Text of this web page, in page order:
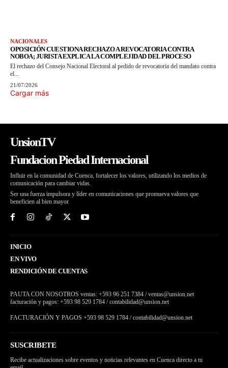
NACIONALES
OPOSICIÓN CUESTIONA RECHAZO A REVOCATORIA CONTRA
NOBOA; JURISTA EXPLICA LA COMPLEJIDAD DEL PROCESO
El rechazo del Consejo Nacional Electoral al pedido de revocatoria del mandato contra
el...
21/07/2026
Cargar más
UnsionTV
Fundacion Piedad Internacional
Influir en la comunidad de Cuenca, fortalecer los valores, utilizando los medios de
comunicación para cambiar vidas.
Ser una fuerza impulsora y líder en comunicaciones que promueva valores que
beneficien al bien mayor.
INICIO
EN VIVO
RENDICIÓN DE CUENTAS
PAUTA CON NOSOTROS ventas: +593 96 251 7384 / ventas@unsion.net
facturación y pagos: +593 98 529 1784 / contabilidad@unsion.net
FACTURACIÓN Y PAGOS +593 98 529 1784 / contabilidad@unsion.net
SUSCRIBETE
Recibe actualizaciones sobre eventos y noticias relevantes en Cuenca directo a tu